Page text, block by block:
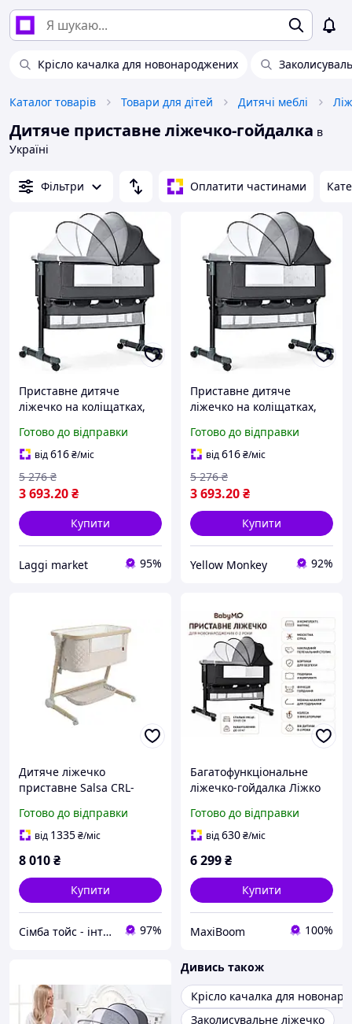
Крісло качалка для новонароджених
Каталог товарів Товари для дітей Дитячі меблі
Дитяче приставне ліжечко-гойдалка в
Україні
Фільтри Оплатити частинами
Приставне дитяче
ліжечко на коліщатках,
Ліжко-колиска з
москітною сіткою /
Люлька-гойдалка для
немовлят
Готово до відправки
від616₴/міс
3 693.20₴
5 276 ₴
Купити
Laggi market 95%
Приставне дитяче
ліжечко на коліщатках,
Ліжко-колиска з
москітною сіткою /
Люлька-гойдалка для
немовлят
Готово до відправки
від616₴/міс
3 693.20₴
5 276 ₴
Купити
Yellow Monkey 92%
Дитяче ліжечко
приставне Salsa CRL-
CARRELLO
Готово до відправки
від 1335₴/міс
8 010₴
Купити
Сімба тойс - інтернет магазин дитячих іграшок 97%
Багатофункціональне
ліжечко-гойдалка Ліжко
Дитяче ліжечко люлька
Готово до відправки
від630₴/міс
6 299₴
Купити
MaxiBoom 100%
Дивись також
Крісло качалка для
Заколисувальне ліжечко